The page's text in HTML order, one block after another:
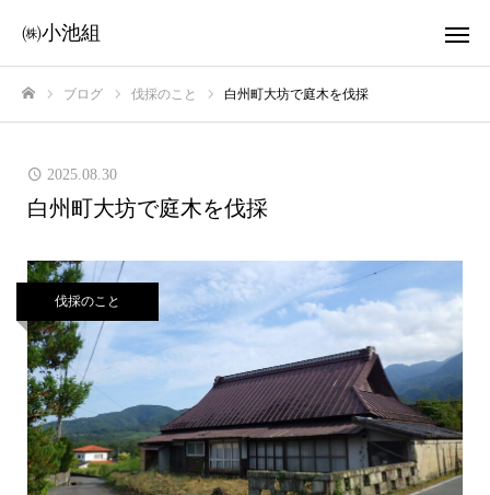
㈱小池組
ブログ 伐採のこと 白州町大坊で庭木を伐採
2025.08.30
白州町大坊で庭木を伐採
伐採のこと